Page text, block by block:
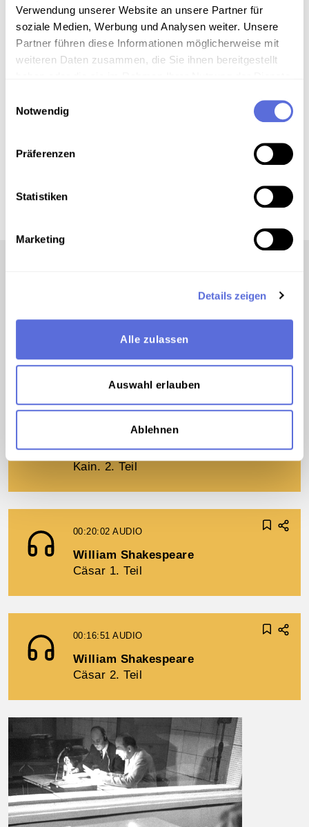
Verwendung unserer Website an unsere Partner für
soziale Medien, Werbung und Analysen weiter. Unsere
Partner führen diese Informationen möglicherweise mit
weiteren Daten zusammen, die Sie ihnen bereitgestellt
Notwendig
Präferenzen
Statistiken
Marketing
Details zeigen
Alle zulassen
Auswahl erlauben
Ablehnen
00:29:17 AUDIO
Unsere Radiofamilie
00:18:11AUDIO
Anton Wildgans
Kain - 1. Teil
AUDIO
Anton Wildgans
Kain. 2. Teil
00:20:02AUDIO
William Shakespeare
Cäsar 1. Teil
00:16:51AUDIO
William Shakespeare
Cäsar 2. Teil